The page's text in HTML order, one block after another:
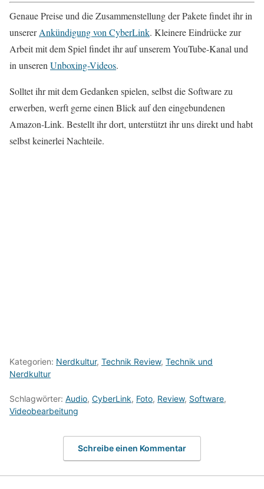
Genaue Preise und die Zusammenstellung der Pakete findet ihr in
unsererAnkündigung von CyberLink. Kleinere Eindrücke zur
Arbeit mit dem Spiel findet ihr auf unserem YouTube-Kanal und
in unseren Unboxing-Videos.
Solltet ihr mit dem Gedanken spielen, selbst die Software zu
erwerben, werft gerne einen Blick auf den eingebundenen
Amazon-Link. Bestellt ihr dort, unterstützt ihr uns direkt und habt
selbst keinerlei Nachteile.
Kategorien: Nerdkultur, Technik Review, Technik und
Nerdkultur
Schlagwörter: Audio, CyberLink, Foto, Review, Software,
Videobearbeitung
Schreibe einen Kommentar